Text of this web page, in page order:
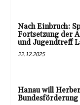
Nach Einbruch:
Fortsetzung der
und Jugendtreff
22.12.2025
Hanau will